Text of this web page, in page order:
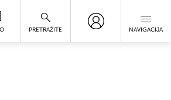
PRETRAŽITE NAVIGACIJA